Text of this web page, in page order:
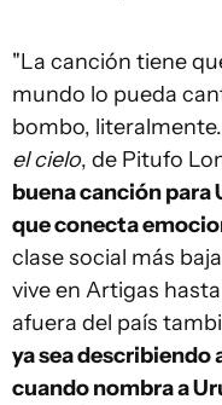
"La canción tiene
mundo lo pueda
bombo,
el cielo, de Pitufo
buena canción para
que conecta
clase social más
vive en Artigas
afuera del país
ya sea describiendo
cuando nombra a